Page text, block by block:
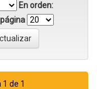
En orden:
de 1